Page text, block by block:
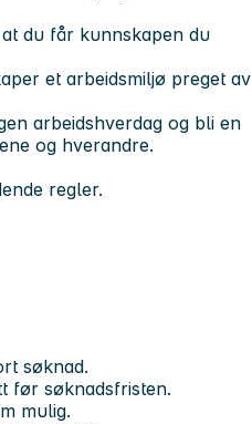
du får kunnskapen du
et arbeidsmiljø preget av
arbeidshverdag og bli en
og hverandre.
regler.
søknad.
før søknadsfristen.
mulig.